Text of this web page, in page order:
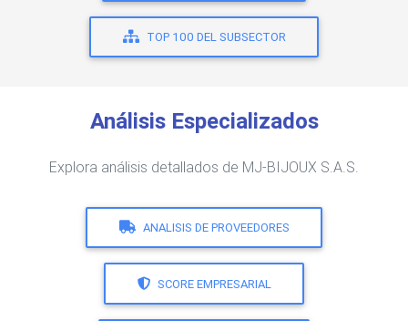
TOP 100 DEL SUBSECTOR
Análisis Especializados
Explora análisis detallados de MJ-BIJOUX S.A.S.
ANALISIS DE PROVEEDORES
SCORE EMPRESARIAL